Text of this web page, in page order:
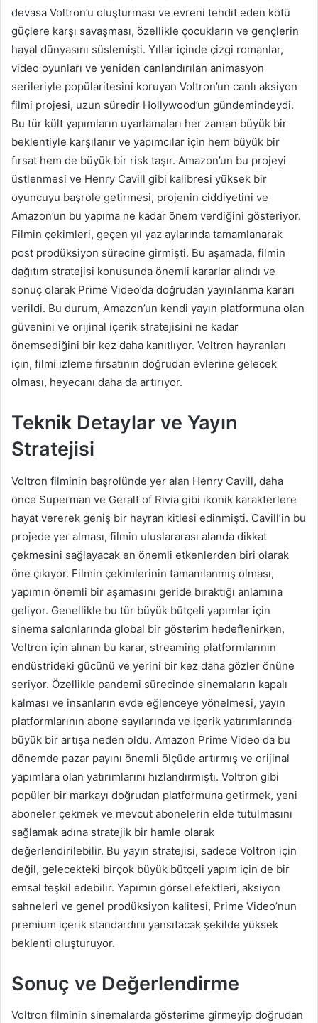
devasa Voltron’u oluşturması ve evreni tehdit eden kötü
güçlere karşı savaşması, özellikle çocukların ve gençlerin
hayal dünyasını süslemişti. Yıllar içinde çizgi romanlar,
video oyunları ve yeniden canlandırılan animasyon
serileriyle popülaritesini koruyan Voltron’un canlı aksiyon
filmi projesi, uzun süredir Hollywood’un gündemindeydi.
Bu tür kült yapımların uyarlamaları her zaman büyük bir
beklentiyle karşılanır ve yapımcılar için hem büyük bir
fırsat hem de büyük bir risk taşır. Amazon’un bu projeyi
üstlenmesi ve Henry Cavill gibi kalibresi yüksek bir
oyuncuyu başrole getirmesi, projenin ciddiyetini ve
Amazon’un bu yapıma ne kadar önem verdiğini gösteriyor.
Filmin çekimleri, geçen yıl yaz aylarında tamamlanarak
post prodüksiyon sürecine girmişti. Bu aşamada, filmin
dağıtım stratejisi konusunda önemli kararlar alındı ve
sonuç olarak Prime Video’da doğrudan yayınlanma kararı
verildi. Bu durum, Amazon’un kendi yayın platformuna olan
güvenini ve orijinal içerik stratejisini ne kadar
önemsediğini bir kez daha kanıtlıyor. Voltron hayranları
için, filmi izleme fırsatının doğrudan evlerine gelecek
olması, heyecanı daha da artırıyor.
Teknik Detaylar ve Yayın
Stratejisi
Voltron filminin başrolünde yer alan Henry Cavill, daha
önce Superman ve Geralt of Rivia gibi ikonik karakterlere
hayat vererek geniş bir hayran kitlesi edinmişti. Cavill’in bu
projede yer alması, filmin uluslararası alanda dikkat
çekmesini sağlayacak en önemli etkenlerden biri olarak
öne çıkıyor. Filmin çekimlerinin tamamlanmış olması,
yapımın önemli bir aşamasını geride bıraktığı anlamına
geliyor. Genellikle bu tür büyük bütçeli yapımlar için
sinema salonlarında global bir gösterim hedeflenirken,
Voltron için alınan bu karar, streaming platformlarının
endüstrideki gücünü ve yerini bir kez daha gözler önüne
seriyor. Özellikle pandemi sürecinde sinemaların kapalı
kalması ve insanların evde eğlenceye yönelmesi, yayın
platformlarının abone sayılarında ve içerik yatırımlarında
büyük bir artışa neden oldu. Amazon Prime Video da bu
dönemde pazar payını önemli ölçüde artırmış ve orijinal
yapımlara olan yatırımlarını hızlandırmıştı. Voltron gibi
popüler bir markayı doğrudan platformuna getirmek, yeni
aboneler çekmek ve mevcut abonelerin elde tutulmasını
sağlamak adına stratejik bir hamle olarak
değerlendirilebilir. Bu yayın stratejisi, sadece Voltron için
değil, gelecekteki birçok büyük bütçeli yapım için de bir
emsal teşkil edebilir. Yapımın görsel efektleri, aksiyon
sahneleri ve genel prodüksiyon kalitesi, Prime Video’nun
premium içerik standardını yansıtacak şekilde yüksek
beklenti oluşturuyor.
Sonuç ve Değerlendirme
Voltron filminin sinemalarda gösterime girmeyip doğrudan